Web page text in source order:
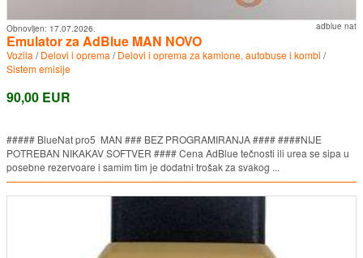
adblue nat
Obnovljen: 17.07.2026.
Emulator za AdBlue MAN NOVO
Vozila /Delovi i oprema /Delovi i oprema za kamione, autobuse i kombi /
Sistem emisije
90,00 EUR
##### BlueNat pro5 MAN ### BEZ PROGRAMIRANJA #### ####NIJE
POTREBAN NIKAKAV SOFTVER #### Cena AdBlue tečnosti ili urea se sipa u
posebne rezervoare i samim tim je dodatni trošak za svakog ...